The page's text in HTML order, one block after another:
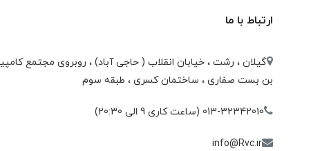
ارتباط با ما
گیلان ، رشت ، خيابان انقلاب ( حاجی آباد) ، روبروی مجتمع
بن بست صفاری ، ساختمان كسری ، طبقه سوم
013-32342010 (ساعت کاری 9 الی 20:30)
info@Rvc.ir